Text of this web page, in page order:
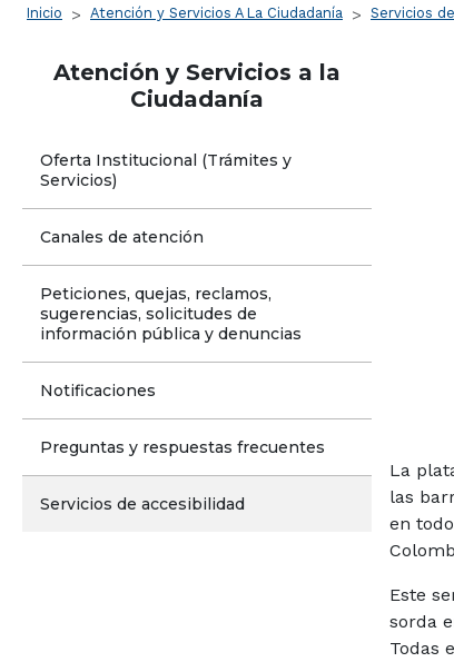
Ruta de navegación
Inicio Atención y Servicios A La Ciudadanía Servicios
Atención y Servicios a la
Ciudadanía
Oferta Institucional (Trámites y
Servicios)
Canales de atención
Peticiones, quejas, reclamos,
sugerencias, solicitudes de
información pública y denuncias
Notificaciones
Preguntas y respuestas frecuentes
Servicios de accesibilidad
La
las
en
Este
sorda
Todas